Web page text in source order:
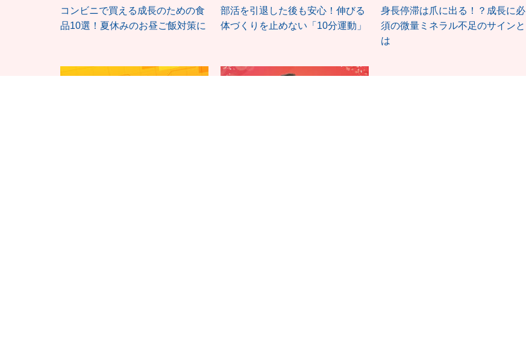
コンビニで買える成長のための食
品10選！夏休みのお昼ご飯対策に
部活を引退した後も安心！伸びる
体づくりを止めない「10分運動」
身長停滞は爪に出る！？成長に必
須の微量ミネラル不足のサインと
は